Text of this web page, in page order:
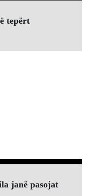
tepërt
janë pasojat